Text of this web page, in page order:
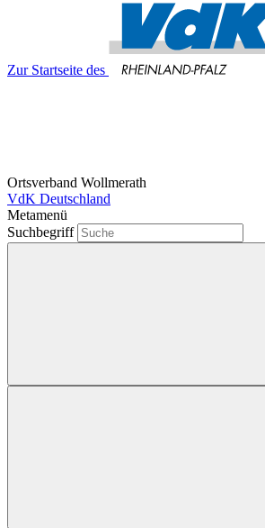
Zur Startseite des
Ortsverband Wollmerath
VdK Deutschland
Metamenü
Suchbegriff